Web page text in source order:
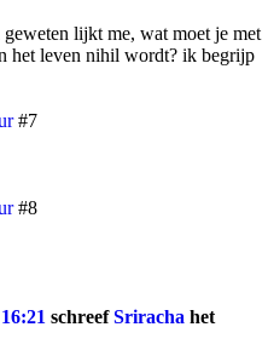
lijkt me, wat moet je met
het leven nihil wordt? ik begrijp
#7
#8
schreefSriracha het